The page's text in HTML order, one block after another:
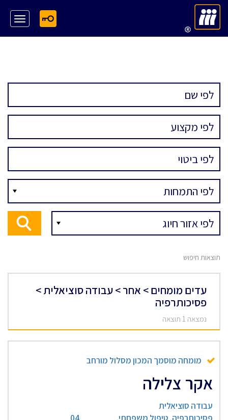
תוצאות חיפוש
עדים מומחים > אחר > עבודה סוציאלית >
פסיכותרפיה
נמצאה 1 תוצאה
מומחה מוסמך המכון מסלול מורחב
אקר צלילה
עבודה סוציאלית